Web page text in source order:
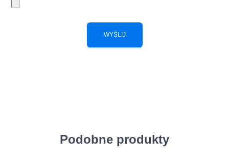
Podobne produkty